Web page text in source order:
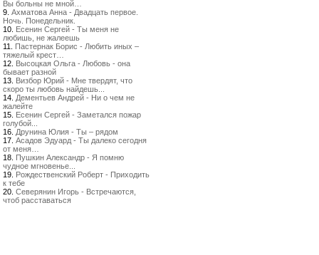
Вы больны не мной…
9. Ахматова Анна - Двадцать первое.
Ночь. Понедельник.
10. Есенин Сергей - Ты меня не
любишь, не жалеешь
11. Пастернак Борис - Любить иных –
тяжелый крест…
12. Высоцкая Ольга - Любовь - она
бывает разной
13. Визбор Юрий - Мне твердят, что
скоро ты любовь найдешь...
14. Дементьев Андрей - Ни о чем не
жалейте
15. Есенин Сергей - Заметался пожар
голубой...
16. Друнина Юлия - Ты – рядом
17. Асадов Эдуард - Ты далеко сегодня
от меня…
18. Пушкин Александр - Я помню
чудное мгновенье...
19. Рождественский Роберт - Приходить
к тебе
20. Северянин Игорь - Встречаются,
чтоб расставаться